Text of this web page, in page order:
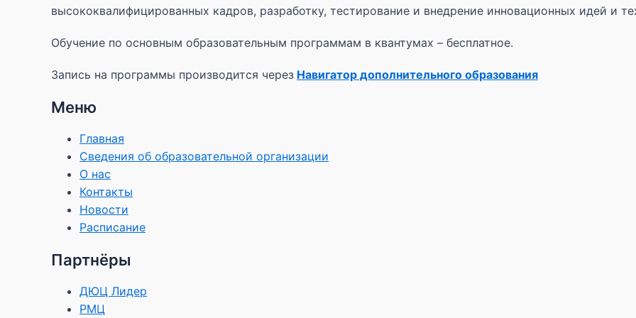
высококвалифицированных кадров, разработку, тестирование и внедрение инновационных идей и
Обучение по основным образовательным программам в квантумах – бесплатное.
Запись на программы производится через Навигатор дополнительного образования
Меню
Главная
Сведения об образовательной организации
О нас
Контакты
Новости
Расписание
Партнёры
ДЮЦ Лидер
РМЦ